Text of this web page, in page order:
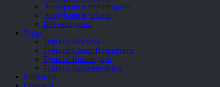
Экскурсии в Черногорию
Экскурсии в Чехию
Все экскурсии
Туры
Туры из Москвы
Туры из Санкт-Петербурга
Туры из Краснодара
Туры из Екатеринбурга
Контакты
Сервисы